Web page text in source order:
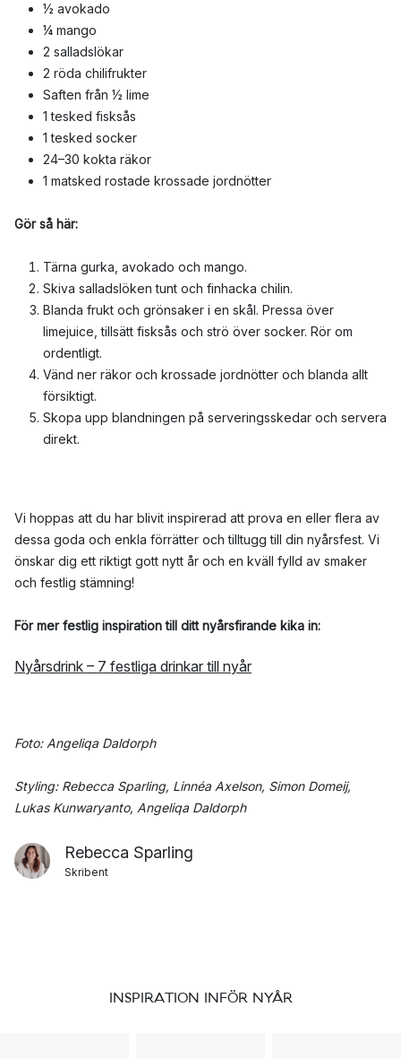
½ avokado
¼ mango
2 salladslökar
2 röda chilifrukter
Saften från ½ lime
1 tesked fisksås
1 tesked socker
24–30 kokta räkor
1 matsked rostade krossade jordnötter
Gör så här:
Tärna gurka, avokado och mango.
Skiva salladslöken tunt och finhacka chilin.
Blanda frukt och grönsaker i en skål. Pressa över
limejuice, tillsätt fisksås och strö över socker. Rör om
ordentligt.
Vänd ner räkor och krossade jordnötter och blanda allt
försiktigt.
Skopa upp blandningen på serveringsskedar och servera
direkt.
Vi hoppas att du har blivit inspirerad att prova en eller flera av
dessa goda och enkla förrätter och tilltugg till din nyårsfest. Vi
önskar dig ett riktigt gott nytt år och en kväll fylld av smaker
och festlig stämning!
För mer festlig inspiration till ditt nyårsfirande kika in:
Nyårsdrink – 7 festliga drinkar till nyår
Foto: Angeliqa Daldorph
Styling: Rebecca Sparling, Linnéa Axelson, Simon Domeij,
Lukas Kunwaryanto, Angeliqa Daldorph
Rebecca Sparling
Skribent
INSPIRATION INFÖR NYÅR